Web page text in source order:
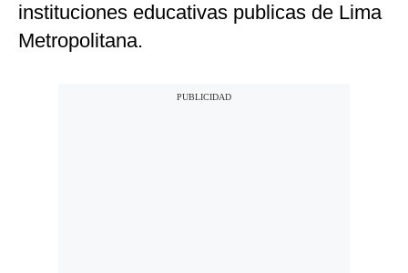
instituciones educativas publicas de Lima
Metropolitana.